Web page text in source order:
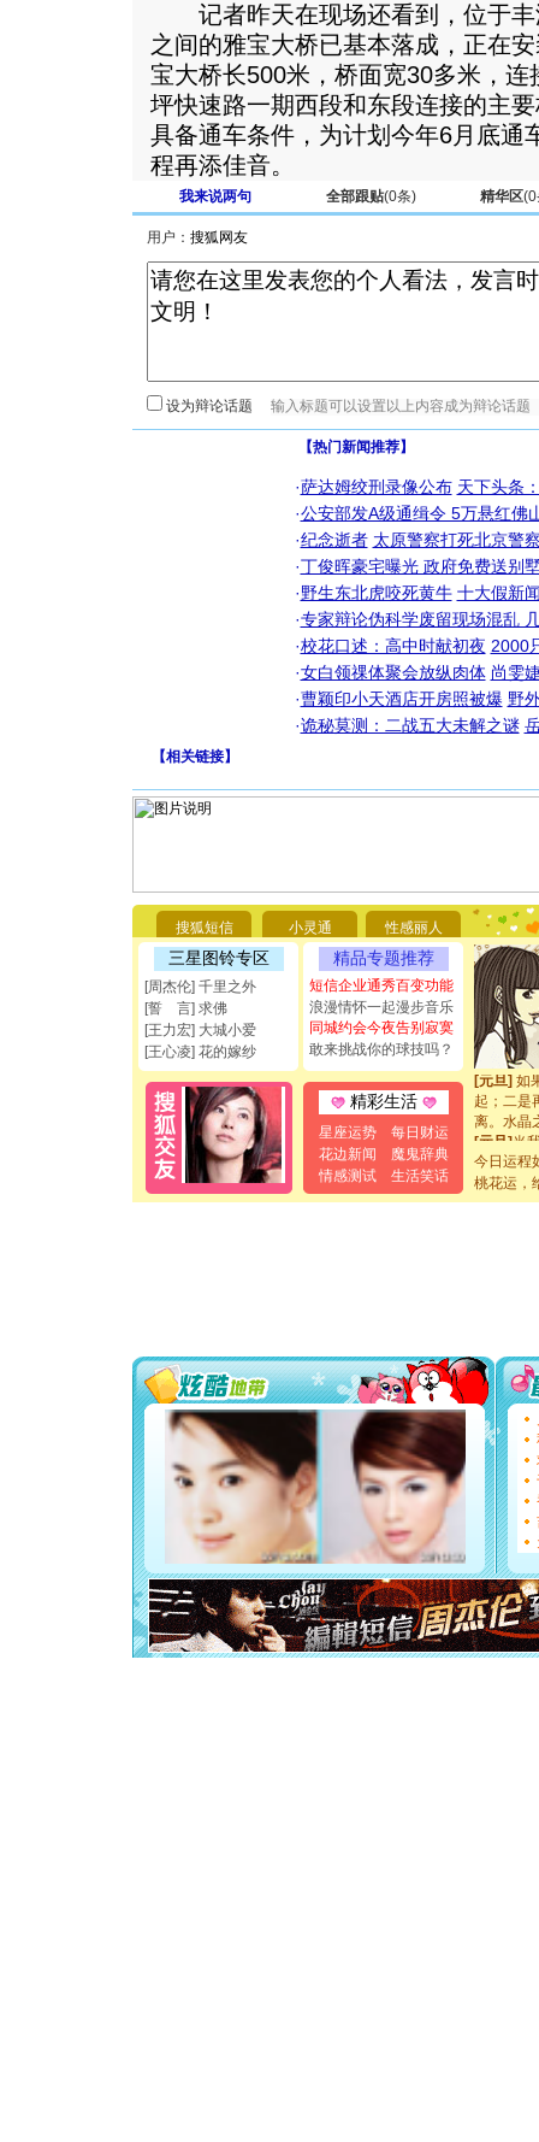
记者昨天在现场还看到，位于丰
之间的雅宝大桥已基本落成，正在
宝大桥长500米，桥面宽30多米，
坪快速路一期西段和东段连接的主
具备通车条件，为计划今年6月底通
程再添佳音。
我来说两句 全部跟贴(0条) 精华区(0
用户：
设为辩论话题
【热门新闻推荐】
·萨达姆绞刑录像公布 天下头条
·公安部发A级通缉令 5万悬红佛
·纪念逝者 太原警察打死北京警
·丁俊晖豪宅曝光 政府免费送别
·野生东北虎咬死黄牛 十大假新
·专家辩论伪科学废留现场混乱
·校花口述：高中时献初夜 2000
·女白领祼体聚会放纵肉体 尚雯
·曹颖印小天酒店开房照被爆 野
·诡秘莫测：二战五大未解之谜
【相关链接】
搜狐短信 小灵通 性感丽人
三星图铃专区
[周杰伦] 千里之外
[誓 言] 求佛
[王力宏] 大城小爱
[王心凌] 花的嫁纱
精品专题推荐
短信企业通秀百变功能
浪漫情怀一起漫步音乐
同城约会今夜告别寂寞
敢来挑战你的球技吗？
精彩生活
星座运势
每日财运
花边新闻
魔鬼辞典
情感测试
生活笑话
要平安！
[圣诞节]
能正大
都要快乐
[圣诞节]
如意,快
[元旦]看
断电。爱
你是我专
[元旦]如
起；二是
离。水晶
[元旦]当
泣，这痛
卖了。水
要平安！
[圣诞节]
能正大光
都要快乐
[圣诞节]
如意,快
[元旦]
看
断电。
你是我
[元旦]
如
起；二
离。水晶
[元旦]当
泣，这痛
卖了。水
今日运程
桃花运，